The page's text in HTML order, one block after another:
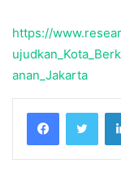
https://
anan_Jakarta
Facebook